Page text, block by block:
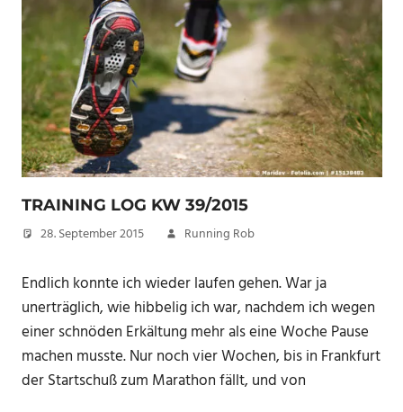
TRAINING LOG KW 39/2015
28. September 2015 Running Rob
Endlich konnte ich wieder laufen gehen. War ja
unerträglich, wie hibbelig ich war, nachdem ich wegen
einer schnöden Erkältung mehr als eine Woche Pause
machen musste. Nur noch vier Wochen, bis in Frankfurt
der Startschuß zum Marathon fällt, und von